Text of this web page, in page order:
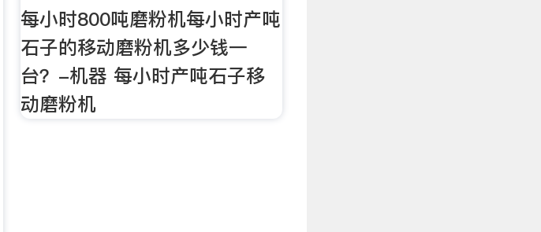
每小时800吨磨粉机每小时产吨
石子的移动磨粉机多少钱一
台？-机器 每小时产吨石子移
动磨粉机